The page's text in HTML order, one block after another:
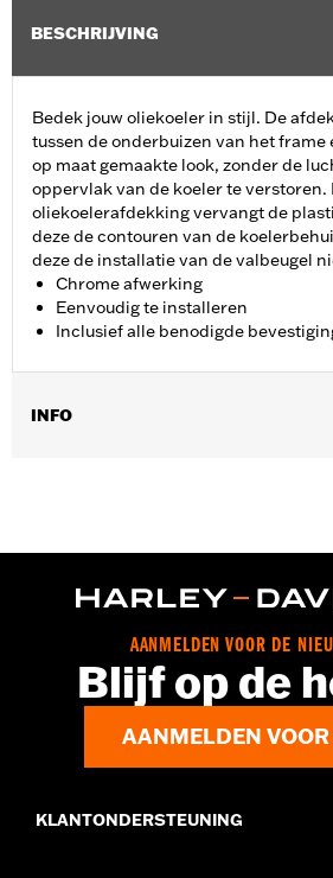
BESCHRIJVING
Bedek jouw oliekoeler in stijl. De
tussen de onderbuizen van het frame
op maat gemaakte look, zonder de
oppervlak van de koeler te verstoren.
oliekoelerafdekking vervangt de
deze de contouren van de
deze de installatie van de valbeugel
Chrome afwerking
Eenvoudig te installeren
Inclusief alle benodigde
INFO
In de doos:Alle benodigde
AANMELDEN VOOR DE
Blijf op de
AANMELDEN
KLANTONDERSTEUNING